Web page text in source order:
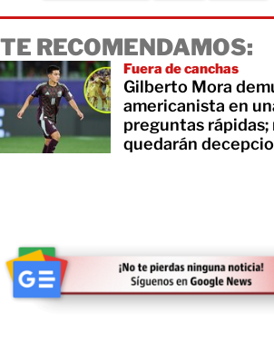
TE RECOMENDAMOS:
Fuera de canchas
Gilberto Mora
americanista en
preguntas rápidas;
quedarán